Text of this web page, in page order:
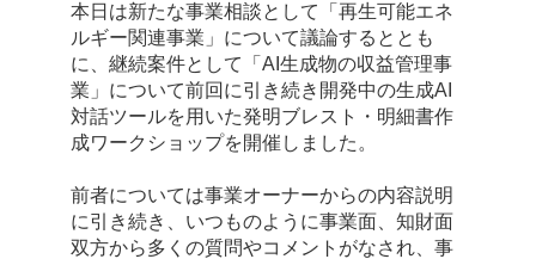
本日は新たな事業相談として「再生可能エネ
ルギー関連事業」について議論するととも
に、継続案件として「AI生成物の収益管理事
業」について前回に引き続き開発中の生成AI
対話ツールを用いた発明ブレスト・明細書作
成ワークショップを開催しました。
前者については事業オーナーからの内容説明
に引き続き、いつものように事業面、知財面
双方から多くの質問やコメントがなされ、事